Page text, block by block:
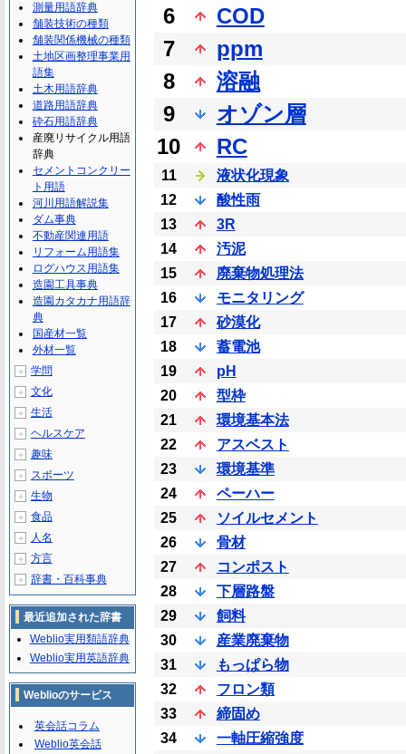
6
COD
7
ppm
8
溶融
9
オゾン層
10
RC
11
液状化現象
12
酸性雨
13
3R
14
汚泥
15
廃棄物処理法
16
モニタリング
17
砂漠化
18
蓄電池
19
pH
20
型枠
21
環境基本法
22
アスベスト
23
環境基準
24
ペーハー
25
ソイルセメント
26
骨材
27
コンポスト
28
下層路盤
29
飼料
30
産業廃棄物
31
もっぱら物
32
フロン類
33
締固め
34
一軸圧縮強度
測量用語辞典
舗装技術の種類
舗装関係機械の種類
土地区画整理事業用
語集
土木用語辞典
道路用語辞典
砕石用語辞典
産廃リサイクル用語
辞典
セメントコンクリー
ト用語
河川用語解説集
ダム事典
不動産関連用語
リフォーム用語集
ログハウス用語集
造園工具事典
造園カタカナ用語辞
典
国産材一覧
外材一覧
＋ 学問
＋ 文化
＋ 生活
＋ ヘルスケア
＋ 趣味
＋ スポーツ
＋ 生物
＋ 食品
＋ 人名
＋ 方言
＋ 辞書・百科事典
最近追加された辞書
Weblio実用類語辞典
Weblio実用英語辞典
Weblioのサービス
英会話コラム
Weblio英会話